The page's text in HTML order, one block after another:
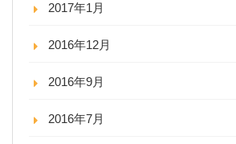
2017年1月
2016年12月
2016年9月
2016年7月